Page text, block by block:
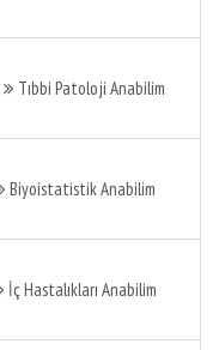
Tıbbi Patoloji Anabilim
Biyoistatistik Anabilim
İç Hastalıkları Anabilim